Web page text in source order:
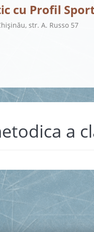
cu Profil
str. A. Russo 57
a